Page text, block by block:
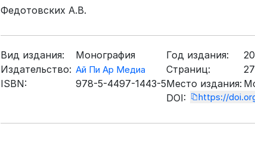
Федотовских А.В.
Вид издания:
Монография
Издательство: Ай Пи Ар Медиа
ISBN: 978-5-4497-1443-5
Год издания:
Страниц:
Место издания:
DOI:
https://